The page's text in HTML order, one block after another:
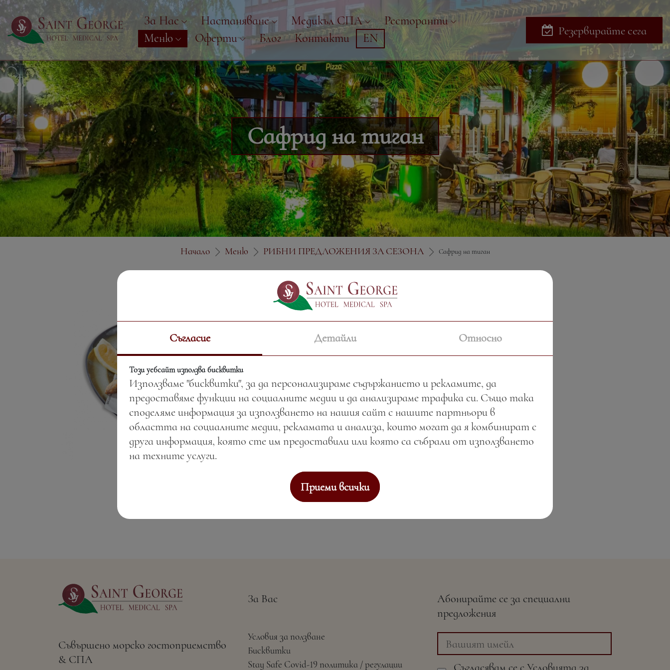
За Нас Настаняване Медикъл СПА
Ресторанти
Меню
Оферти Блог Контакти EN
Резервирайте сега
Сафрид на тиган
Начало Меню РИБНИ ПРЕДЛОЖЕНИЯ ЗА СЕЗОНА Сафрид на тиган
Тегло:
Съвършено морско гостоприемство
& СПА
За Вас
Условия за ползване
Бисквитки
Stay Safe Covid-19 политика / регулации
Абонирайте се за специални
предложения
Съгласие Детайли Относно
Този уебсайт използва бисквитки
Използваме "бисквитки", за да персонализираме съдържанието и рекламите, да
предоставяме функции на социалните медии и да анализираме трафика си. Също така
споделяме информация за използването на нашия сайт с нашите партньори в
областта на социалните медии, рекламата и анализа, които могат да я комбинират с
друга информация, която сте им предоставили или която са събрали от използването
на техните услуги.
Приеми всички